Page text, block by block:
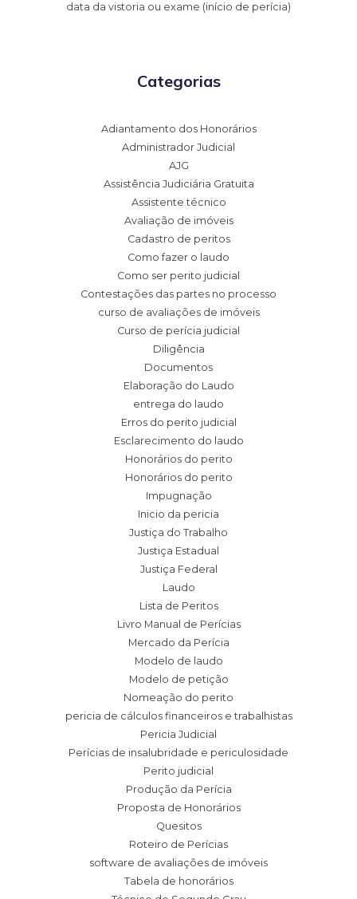
data da vistoria ou exame (início de perícia)
Categorias
Adiantamento dos Honorários
Administrador Judicial
AJG
Assistência Judiciária Gratuita
Assistente técnico
Avaliação de imóveis
Cadastro de peritos
Como fazer o laudo
Como ser perito judicial
Contestações das partes no processo
curso de avaliações de imóveis
Curso de perícia judicial
Diligência
Documentos
Elaboração do Laudo
entrega do laudo
Erros do perito judicial
Esclarecimento do laudo
Honorários do perito
Honorários do perito
Impugnação
Inicio da pericia
Justiça do Trabalho
Justiça Estadual
Justiça Federal
Laudo
Lista de Peritos
Livro Manual de Perícias
Mercado da Perícia
Modelo de laudo
Modelo de petição
Nomeação do perito
pericia de cálculos financeiros e trabalhistas
Pericia Judicial
Perícias de insalubridade e periculosidade
Perito judicial
Produção da Perícia
Proposta de Honorários
Quesitos
Roteiro de Perícias
software de avaliações de imóveis
Tabela de honorários